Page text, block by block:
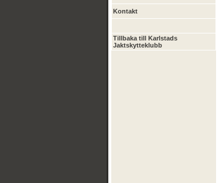
Kontakt
Tillbaka till Karlstads
Jaktskytteklubb